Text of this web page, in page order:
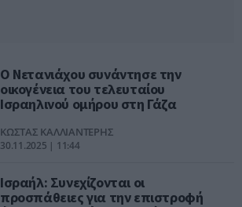
Ο Νετανιάχου συνάντησε την
οικογένεια του τελευταίου
Ισραηλινού ομήρου στη Γάζα
ΚΩΣΤΑΣ ΚΑΛΛΙΑΝΤΕΡΗΣ
30.11.2025 | 11:44
Ισραήλ: Συνεχίζονται οι
προσπάθειες για την επιστροφή